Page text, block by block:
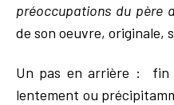
préoccupations du père
de son oeuvre, originale,
Un pas en arrière : fin
lentement ou